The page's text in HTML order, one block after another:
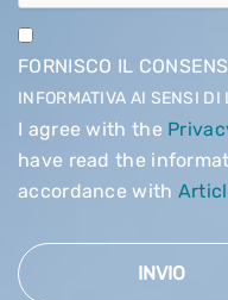
FORNISCO IL
INFORMATIVA AI SENSI
I agree with the
have read the
accordance with
INVIO